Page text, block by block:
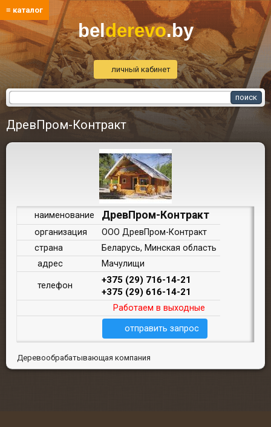
≡ каталог
belderevo.by
личный кабинет
ДревПром-Контракт
наименование ДревПром-Контракт
организация
ООО ДревПром-Контракт
страна
Беларусь, Минская область
адрес
Мачулищи
телефон
+375 (29) 716-14-21
+375 (29) 616-14-21
Работаем в выходные
отправить запрос
Деревообрабатывающая компания